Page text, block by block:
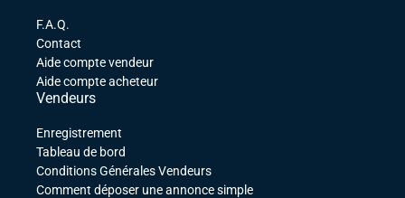
F.A.Q.
Contact
Aide compte vendeur
Aide compte acheteur
Vendeurs
Enregistrement
Tableau de bord
Conditions Générales Vendeurs
Comment déposer une annonce simple